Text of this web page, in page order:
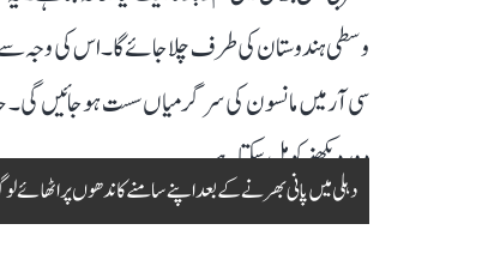
وسطی ہندوستان کی طرف چلا جائے گا۔ اس کی وجہ
سی آر میں مانسون کی سرگرمیاں سست ہو جائیں گی۔
دور دیکھنے کو مل سکتا ہے۔
دہلی میں پانی بھرنے کے بعد اپنے سامنے کاندھوں پر اٹھائے